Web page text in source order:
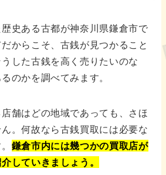
史ある古都が神奈川県鎌倉市で
からこそ、古銭が見つかること
した古銭を高く売りたいのな
のかを調べてみます。
舗はどの地域であっても、さほ
。何故なら古銭買取には必要な
鎌倉市内には幾つかの買取店が
していきましょう。